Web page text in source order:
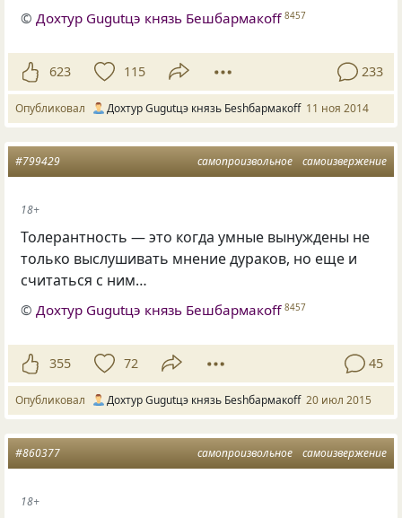
©Дохтур Gugutцэ князь Бешбармакоff 8457
623 115 233
Опубликовал Дохтур Gugutцэ князь Беshбармакоff 11 ноя 2014
самопроизвольное самоизвержение
#799429
18+
Толерантность — это когда умные вынуждены не
только выслушивать мнение дураков, но еще и
считаться с ним…
© Дохтур Gugutцэ князь Бешбармакоff 8457
355 72 45
Опубликовал Дохтур Gugutцэ князь Беshбармакоff 20 июл 2015
самопроизвольное самоизвержение
#860377
18+